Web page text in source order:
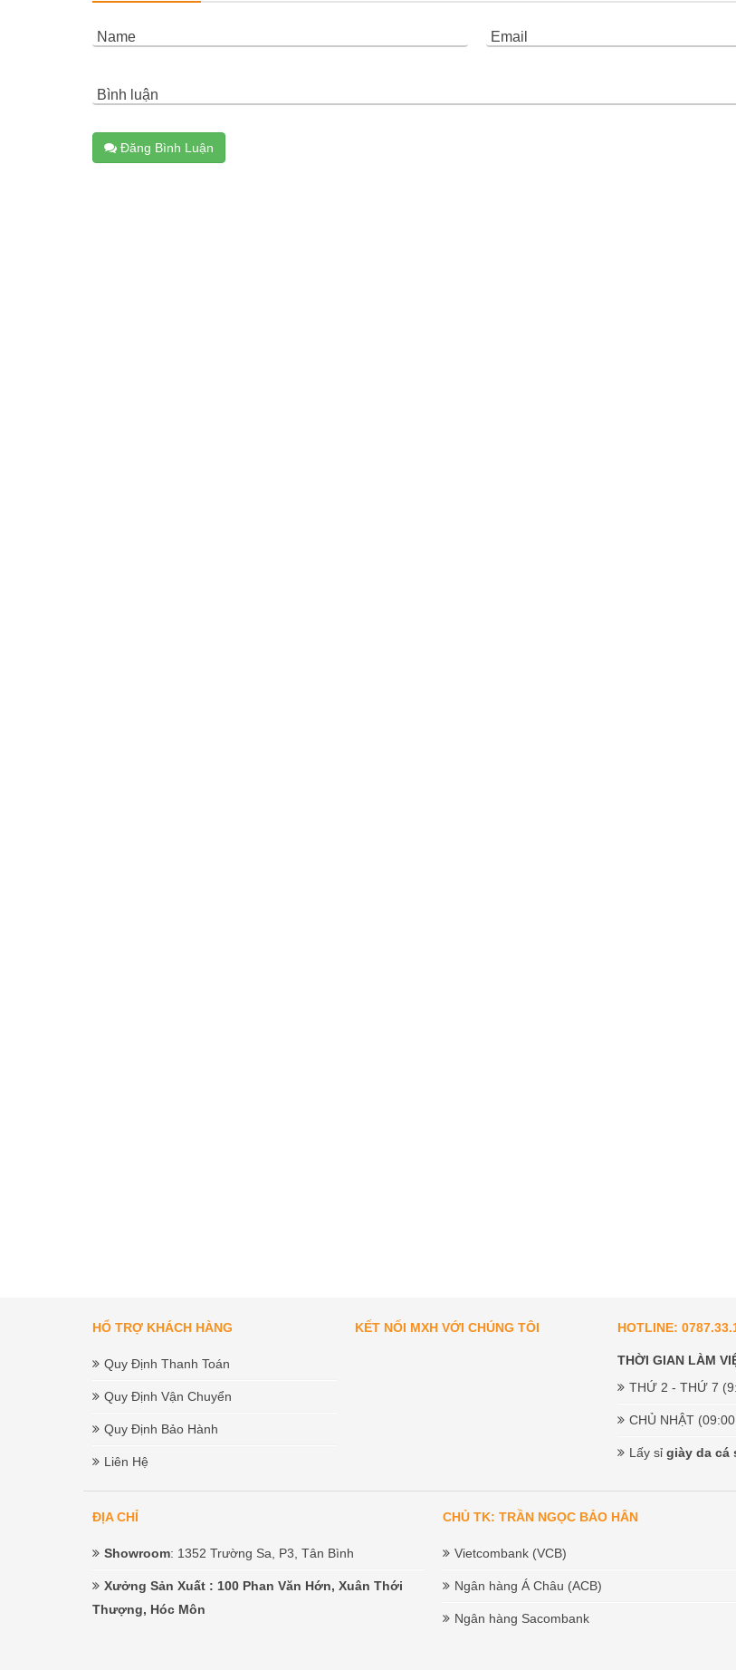
Name Email
Bình luận
Đăng Bình Luận
HỔ TRỢ KHÁCH HÀNG
Quy Định Thanh Toán
Quy Định Vận Chuyển
Quy Định Bảo Hành
Liên Hệ
KẾT NỐI MXH VỚI CHÚNG TÔI HOTLINE:
THỜI GIAN LÀM
THỨ 2 - THỨ 7
CHỦ NHẬT
Lấy sỉ giày da cá
ĐỊA CHỈ
Showroom: 1352 Trường Sa, P3, Tân Bình
Xưởng Sản Xuất : 100 Phan Văn Hớn, Xuân Thới
Thượng, Hóc Môn
CHỦ TK: TRẦN NGỌC BẢO HÂN
Vietcombank (VCB)
Ngân hàng Á Châu (ACB)
Ngân hàng Sacombank